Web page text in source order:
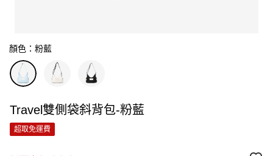
顏色：粉藍
Travel雙側袋斜背包-粉藍
超取免運費